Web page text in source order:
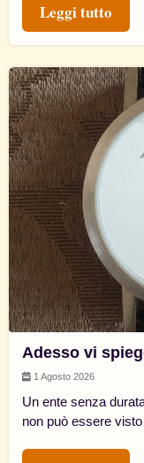
Leggi tutto
Adesso vi
1 Agosto 2026
Un ente senza
non può essere